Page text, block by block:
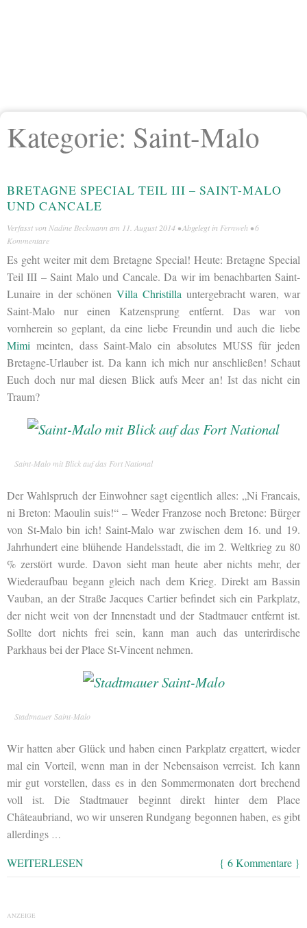
Kategorie: Saint-Malo
BRETAGNE SPECIAL TEIL III – SAINT-MALO
UND CANCALE
Verfasst von Nadine Beckmann am 11. August 2014 • Abgelegt in Fernweh •6
Kommentare
Es geht weiter mit dem Bretagne Special! Heute: Bretagne Special
Teil III – Saint Malo und Cancale. Da wir im benachbarten Saint-
Lunaire in der schönen Villa Christilla untergebracht waren, war
Saint-Malo nur einen Katzensprung entfernt. Das war von
vornherein so geplant, da eine liebe Freundin und auch die liebe
Mimi meinten, dass Saint-Malo ein absolutes MUSS für jeden
Bretagne-Urlauber ist. Da kann ich mich nur anschließen! Schaut
Euch doch nur mal diesen Blick aufs Meer an! Ist das nicht ein
Traum?
Saint-Malo mit Blick auf das Fort National
Der Wahlspruch der Einwohner sagt eigentlich alles: „Ni Francais,
ni Breton: Maoulin suis!“ – Weder Franzose noch Bretone: Bürger
von St-Malo bin ich! Saint-Malo war zwischen dem 16. und 19.
Jahrhundert eine blühende Handelsstadt, die im 2. Weltkrieg zu 80
% zerstört wurde. Davon sieht man heute aber nichts mehr, der
Wiederaufbau begann gleich nach dem Krieg. Direkt am Bassin
Vauban, an der Straße Jacques Cartier befindet sich ein Parkplatz,
der nicht weit von der Innenstadt und der Stadtmauer entfernt ist.
Sollte dort nichts frei sein, kann man auch das unterirdische
Parkhaus bei der Place St-Vincent nehmen.
Stadtmauer Saint-Malo
Wir hatten aber Glück und haben einen Parkplatz ergattert, wieder
mal ein Vorteil, wenn man in der Nebensaison verreist. Ich kann
mir gut vorstellen, dass es in den Sommermonaten dort brechend
voll ist. Die Stadtmauer beginnt direkt hinter dem Place
Châteaubriand, wo wir unseren Rundgang begonnen haben, es gibt
allerdings …
WEITERLESEN { 6 Kommentare }
ANZEIGE